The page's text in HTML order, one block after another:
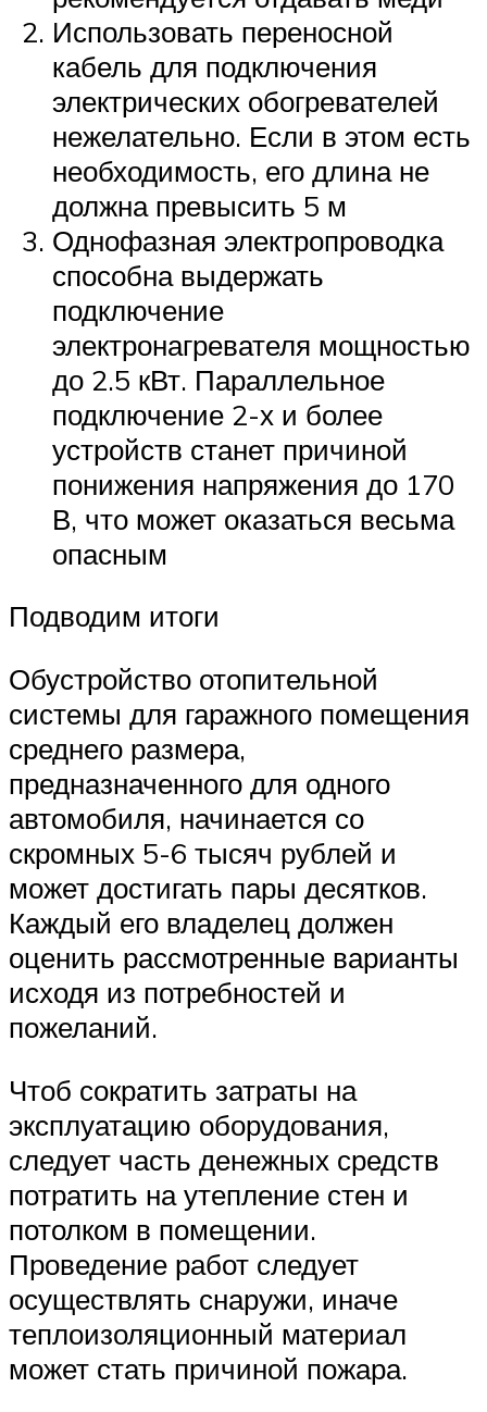
Использовать переносной
кабель для подключения
электрических обогревателей
нежелательно. Если в этом есть
необходимость, его длина не
должна превысить 5 м
Однофазная электропроводка
способна выдержать
подключение
электронагревателя мощностью
до 2.5 кВт. Параллельное
подключение 2-х и более
устройств станет причиной
понижения напряжения до 170
В, что может оказаться весьма
опасным
Подводим итоги
Обустройство отопительной
системы для гаражного помещения
среднего размера,
предназначенного для одного
автомобиля, начинается со
скромных 5-6 тысяч рублей и
может достигать пары десятков.
Каждый его владелец должен
оценить рассмотренные варианты
исходя из потребностей и
пожеланий.
Чтоб сократить затраты на
эксплуатацию оборудования,
следует часть денежных средств
потратить на утепление стен и
потолком в помещении.
Проведение работ следует
осуществлять снаружи, иначе
теплоизоляционный материал
может стать причиной пожара.